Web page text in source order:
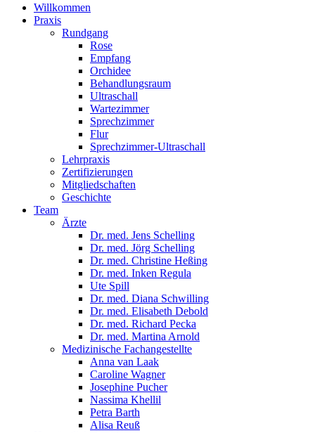
Willkommen
Praxis
Rundgang
Rose
Empfang
Orchidee
Behandlungsraum
Ultraschall
Wartezimmer
Sprechzimmer
Flur
Sprechzimmer-Ultraschall
Lehrpraxis
Zertifizierungen
Mitgliedschaften
Geschichte
Team
Ärzte
Dr. med. Jens Schelling
Dr. med. Jörg Schelling
Dr. med. Christine Heßing
Dr. med. Inken Regula
Ute Spill
Dr. med. Diana Schwilling
Dr. med. Elisabeth Debold
Dr. med. Richard Pecka
Dr. med. Martina Arnold
Medizinische Fachangestellte
Anna van Laak
Caroline Wagner
Josephine Pucher
Nassima Khellil
Petra Barth
Alisa Reuß